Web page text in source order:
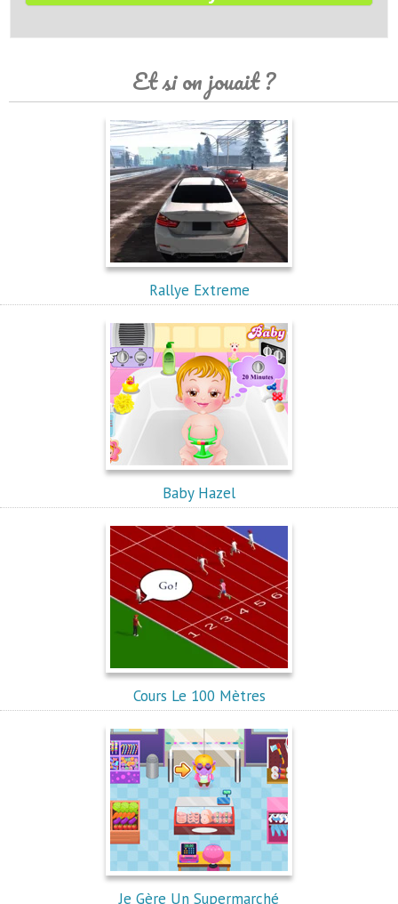
Et si on jouait ?
Rallye Extreme
Baby Hazel
Cours Le 100 Mètres
Je Gère Un Supermarché